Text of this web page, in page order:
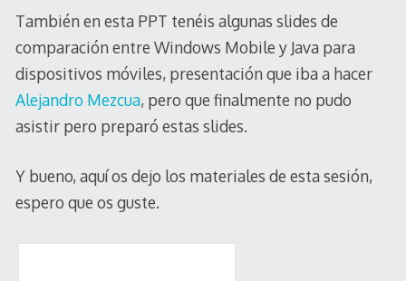
También en esta PPT tenéis algunas slides de
comparación entre Windows Mobile y Java para
dispositivos móviles, presentación que iba a hacer
Alejandro Mezcua, pero que finalmente no pudo
asistir pero preparó estas slides.
Y bueno, aquí os dejo los materiales de esta sesión,
espero que os guste.